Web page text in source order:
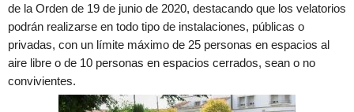
de la Orden de 19 de junio de 2020, destacando que los velatorios
podrán realizarse en todo tipo de instalaciones, públicas o
privadas, con un límite máximo de 25 personas en espacios al
aire libre o de 10 personas en espacios cerrados, sean o no
convivientes.